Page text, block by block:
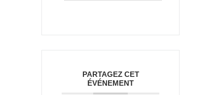
PARTAGEZ CET
ÉVÉNEMENT